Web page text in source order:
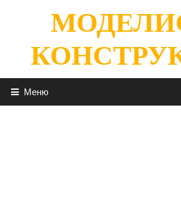
содержимому
Меню